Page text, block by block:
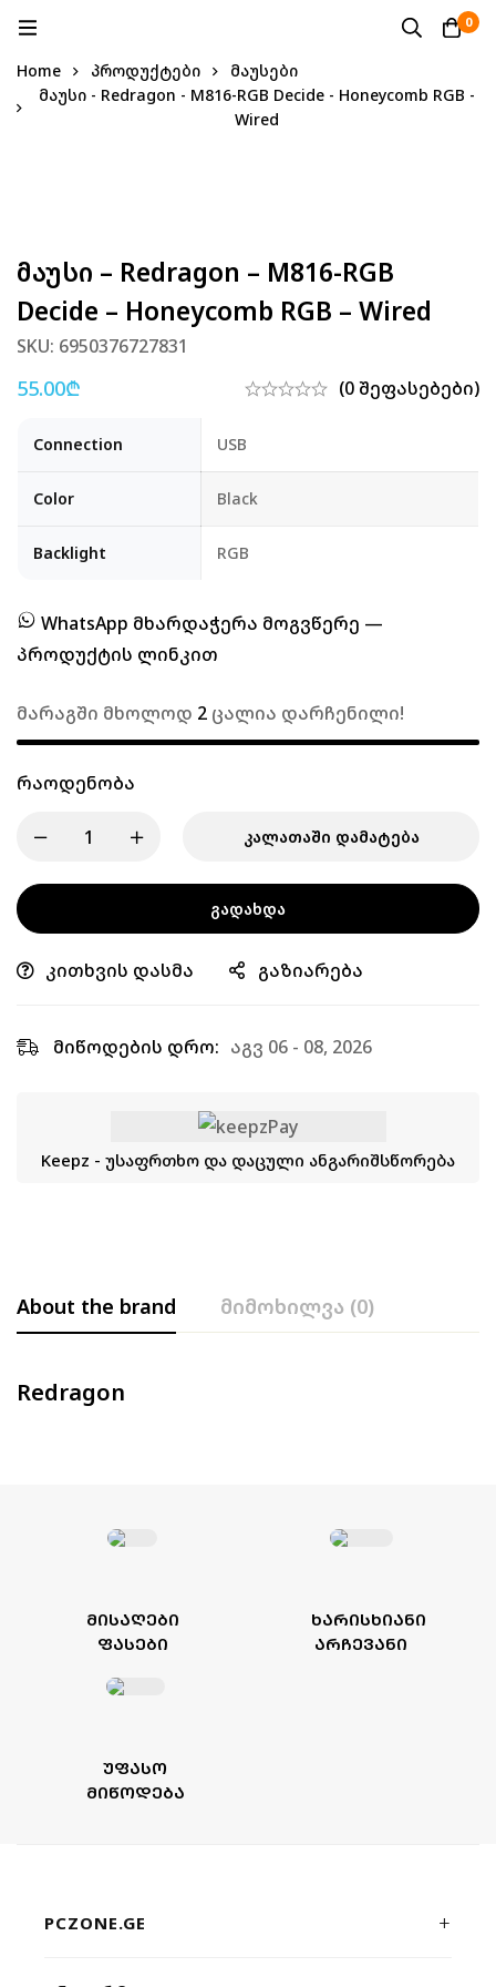
0
Home პროდუქტები
მაუსები
მაუსი - Redragon - M816-RGB Decide - Honeycomb RGB -
Wired
Მაუსი – Redragon – M816-RGB
Decide – Honeycomb RGB – Wired
SKU: 6950376727831
55.00₾ (0 შეფასებები)
Connection USB
Color Black
Backlight RGB
WhatsApp მხარდაჭერა მოგვწერე —
პროდუქტის ლინკით
მარაგში მხოლოდ 2 ცალია დარჩენილი!
Რაოდენობა
ᲙᲐᲚᲐᲗᲐᲨᲘ ᲓᲐᲛᲐᲢᲔᲑᲐ
ᲒᲐᲓᲐᲮᲓᲐ
კითხვის დასმა გაზიარება
მიწოდების დრო: აგვ 06 - 08, 2026
Keepz - უსაფრთხო და დაცული ანგარიშსწორება
About the brand მიმოხილვა (0)
Redragon
ᲮᲐᲠᲘᲡᲮᲘᲐᲜᲘ
ᲐᲠᲩᲔᲕᲐᲜᲘ
ᲛᲘᲡᲐᲦᲔᲑᲘ
ᲤᲐᲡᲔᲑᲘ
ᲣᲤᲐᲡᲝ
ᲛᲘᲬᲝᲓᲔᲑᲐ
PCZONE.GE